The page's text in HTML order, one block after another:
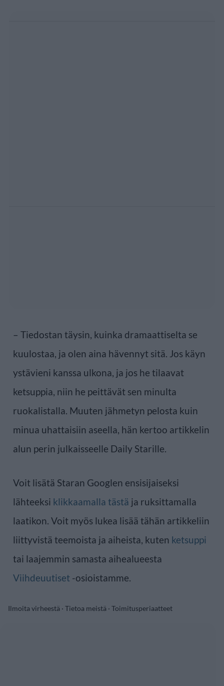
– Tiedostan täysin, kuinka dramaattiselta se
kuulostaa, ja olen aina hävennyt sitä. Jos käyn
ystävieni kanssa ulkona, ja jos he tilaavat
ketsuppia, niin he peittävät sen minulta
ruokalistalla. Muuten jähmetyn pelosta kuin
minua uhattaisiin aseella, hän kertoo artikkelin
alun perin julkaisseelle Daily Starille.
Voit lisätä Staran Googlen ensisijaiseksi
lähteeksi klikkaamalla tästä ja ruksittamalla
laatikon. Voit myös lukea lisää tähän artikkeliin
liittyvistä teemoista ja aiheista, kuten ketsuppi
tai laajemmin samasta aihealueesta
Viihdeuutiset -osioistamme.
Ilmoita virheestä · Tietoa meistä · Toimitusperiaatteet